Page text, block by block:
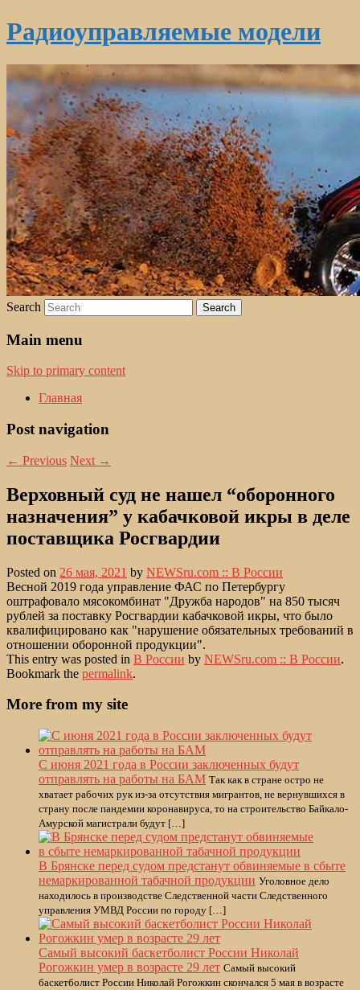
Радиоуправляемые модели
Search
Main menu
Skip to primary content
Главная
Post navigation
← Previous Next →
Верховный суд не нашел “оборонного
назначения” у кабачковой икры в деле
поставщика Росгвардии
Posted on 26 мая, 2021 by NEWSru.com :: В России
Весной 2019 года управление ФАС по Петербургу
оштрафовало мясокомбинат "Дружба народов" на 850 тысяч
рублей за поставку Росгвардии кабачковой икры, что было
квалифицировано как "нарушение обязательных требований в
отношении оборонной продукции".
This entry was posted in В России by NEWSru.com :: В России.
Bookmark the permalink.
More from my site
С июня 2021 года в России заключенных будут
отправлять на работы на БАМ Так как в стране остро не
хватает рабочих рук из-за отсутствия мигрантов, не вернувшихся в
страну после пандемии коронавируса, то на строительство Байкало-
Амурской магистрали будут […]
В Брянске перед судом предстанут обвиняемые в сбыте
немаркированной табачной продукции Уголовное дело
находилось в производстве Следственной части Следственного
управления УМВД России по городу […]
Самый высокий баскетболист России Николай
Рогожкин умер в возрасте 29 лет Самый высокий
баскетболист России Николай Рогожкин скончался 5 мая в возрасте